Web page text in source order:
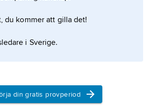
(romerska) riten återupptogs
Vatikankonciliet; tidigare
du kommer att gilla det!
i Sverige.
din gratis provperiod